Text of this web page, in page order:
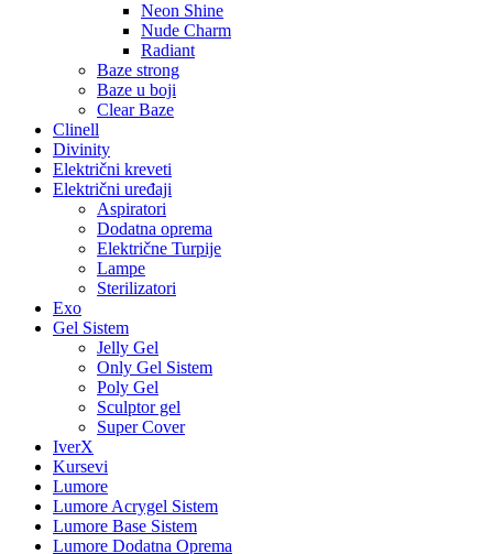
Neon Shine
Nude Charm
Radiant
Baze strong
Baze u boji
Clear Baze
Clinell
Divinity
Električni kreveti
Električni uređaji
Aspiratori
Dodatna oprema
Električne Turpije
Lampe
Sterilizatori
Exo
Gel Sistem
Jelly Gel
Only Gel Sistem
Poly Gel
Sculptor gel
Super Cover
IverX
Kursevi
Lumore
Lumore Acrygel Sistem
Lumore Base Sistem
Lumore Dodatna Oprema